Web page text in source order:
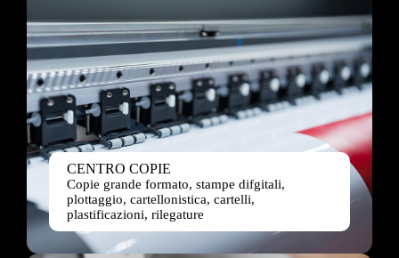
CENTRO COPIE
Copie grande formato, stampe difgitali,
plottaggio, cartellonistica, cartelli,
plastificazioni, rilegature